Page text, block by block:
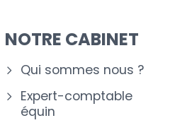
NOTRE CABINET
Qui sommes nous ?
Expert-comptable
équin